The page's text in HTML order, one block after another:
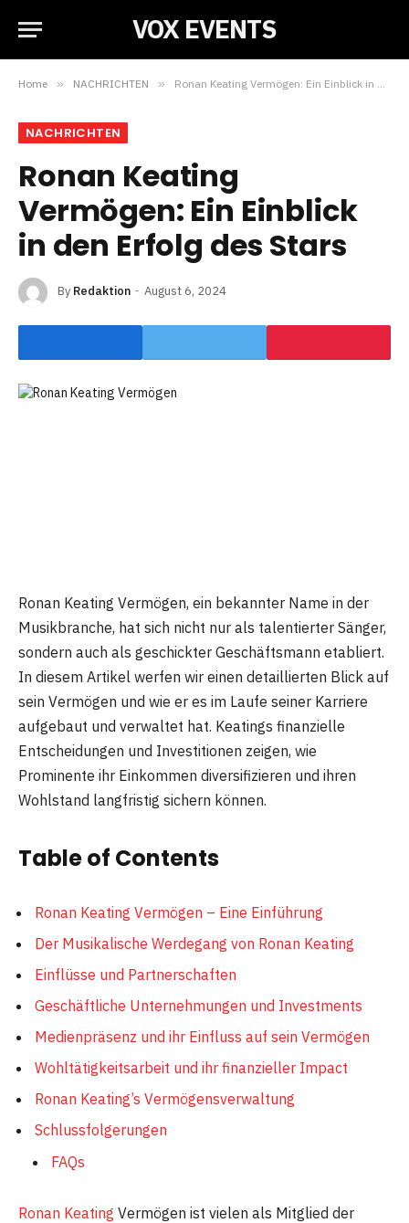
VOX EVENTS
Home » NACHRICHTEN » Ronan Keating Vermögen: Ein Einblick in den Erfolg des Stars
NACHRICHTEN
Ronan Keating
Vermögen: Ein Einblick
in den Erfolg des Stars
By Redaktion August 6, 2024
Ronan Keating Vermögen, ein bekannter Name in der
Musikbranche, hat sich nicht nur als talentierter Sänger,
sondern auch als geschickter Geschäftsmann etabliert.
In diesem Artikel werfen wir einen detaillierten Blick auf
sein Vermögen und wie er es im Laufe seiner Karriere
aufgebaut und verwaltet hat. Keatings finanzielle
Entscheidungen und Investitionen zeigen, wie
Prominente ihr Einkommen diversifizieren und ihren
Wohlstand langfristig sichern können.
Table of Contents
Ronan Keating Vermögen – Eine Einführung
Der Musikalische Werdegang von Ronan Keating
Einflüsse und Partnerschaften
Geschäftliche Unternehmungen und Investments
Medienpräsenz und ihr Einfluss auf sein Vermögen
Wohltätigkeitsarbeit und ihr finanzieller Impact
Ronan Keating’s Vermögensverwaltung
Schlussfolgerungen
FAQs
Ronan Keating Vermögen ist vielen als Mitglied der